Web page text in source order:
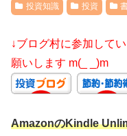
投資知識 投資
↓ブログ村に参加して
願いします m(_ _)m
AmazonのKindle